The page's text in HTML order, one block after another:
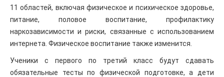
11 областей, включая физическое и психическое здоровье,
питание, половое воспитание, профилактику
наркозависимости и риски, связанные с использованием
интернета. Физическое воспитание также изменится.
Ученики с первого по третий класс будут сдавать
обязательные тесты по физической подготовке, а дети